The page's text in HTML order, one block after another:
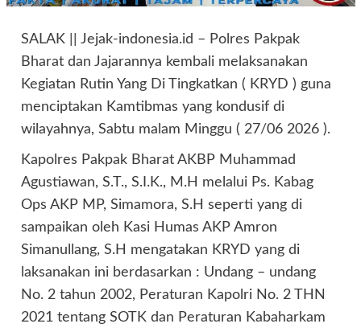
SALAK || Jejak-indonesia.id – Polres Pakpak
Bharat dan Jajarannya kembali melaksanakan
Kegiatan Rutin Yang Di Tingkatkan ( KRYD ) guna
menciptakan Kamtibmas yang kondusif di
wilayahnya, Sabtu malam Minggu ( 27/06 2026 ).
Kapolres Pakpak Bharat AKBP Muhammad
Agustiawan, S.T., S.I.K., M.H melalui Ps. Kabag
Ops AKP MP, Simamora, S.H seperti yang di
sampaikan oleh Kasi Humas AKP Amron
Simanullang, S.H mengatakan KRYD yang di
laksanakan ini berdasarkan : Undang – undang
No. 2 tahun 2002, Peraturan Kapolri No. 2 THN
2021 tentang SOTK dan Peraturan Kabaharkam